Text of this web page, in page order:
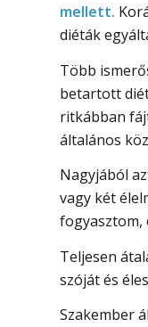
mellett.
diéták
Több
betartott
ritkábban
általános
Nagyjából
vagy két
fogyasztom,
Teljesen
szóját és
Szakember